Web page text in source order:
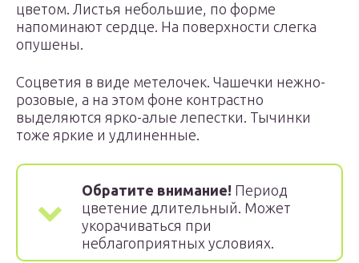
цветом. Листья небольшие, по форме
напоминают сердце. На поверхности слегка
опушены.
Соцветия в виде метелочек. Чашечки нежно-
розовые, а на этом фоне контрастно
выделяются ярко-алые лепестки. Тычинки
тоже яркие и удлиненные.
Обратите внимание! Период
цветение длительный. Может
укорачиваться при
неблагоприятных условиях.